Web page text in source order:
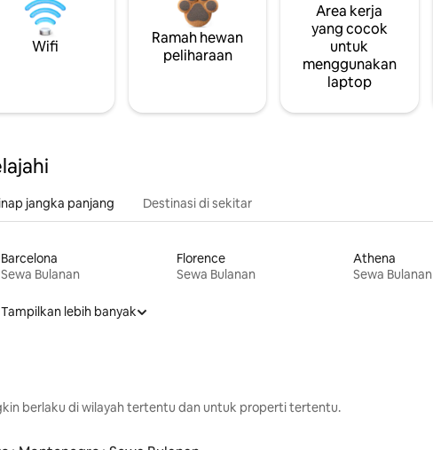
Wifi
Ramah hewan
peliharaan
Area kerja
yang cocok
untuk
menggunakan
laptop
jangka panjang Destinasi di sekitar
Barcelona
Sewa Bulanan
Florence
Sewa Bulanan
Athena
Sewa Bulanan
Tampilkan lebih banyak
berlaku di wilayah tertentu dan untuk properti tertentu.